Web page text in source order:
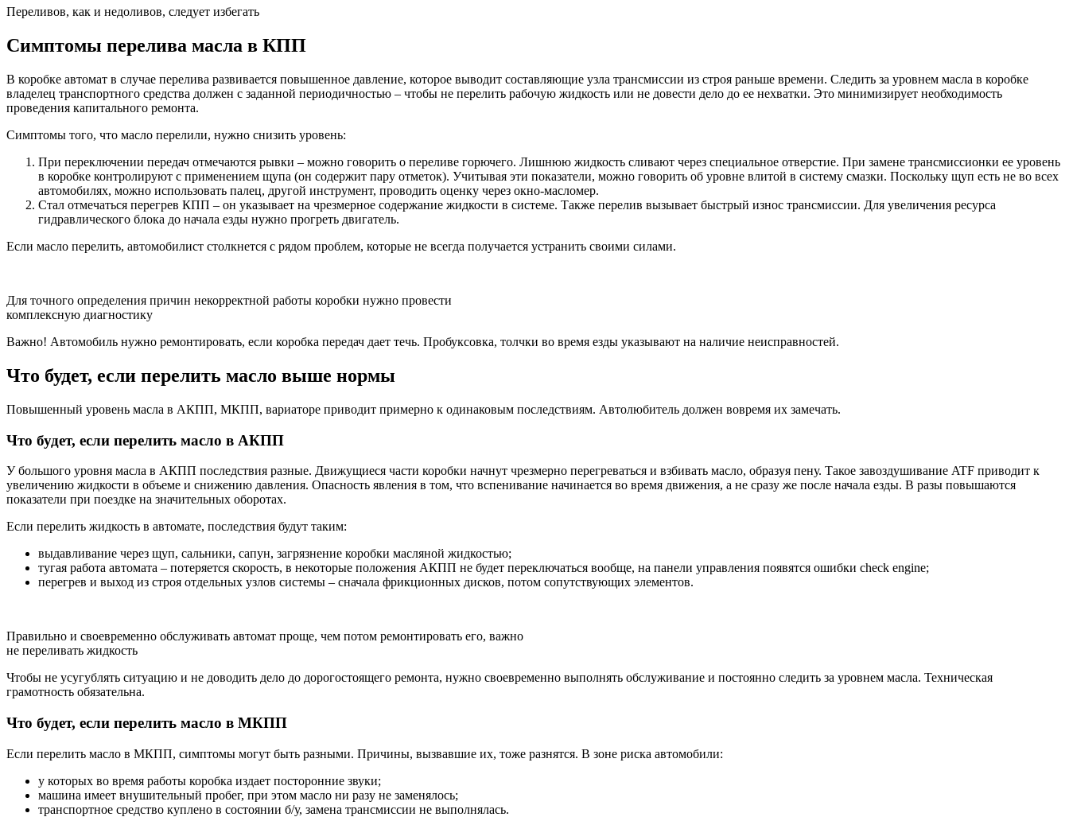
Переливов, как и недоливов, следует избегать
Симптомы перелива масла в КПП
В коробке автомат в случае перелива развивается повышенное давление, которое выводит составляющие узла трансмиссии из строя раньше времени. Следить за уровнем масла в коробке
владелец транспортного средства должен с заданной периодичностью – чтобы не перелить рабочую жидкость или не довести дело до ее нехватки. Это минимизирует необходимость
проведения капитального ремонта.
Симптомы того, что масло перелили, нужно снизить уровень:
При переключении передач отмечаются рывки – можно говорить о переливе горючего. Лишнюю жидкость сливают через специальное отверстие. При замене трансмиссионки ее уровень
в коробке контролируют с применением щупа (он содержит пару отметок). Учитывая эти показатели, можно говорить об уровне влитой в систему смазки. Поскольку щуп есть не во всех
автомобилях, можно использовать палец, другой инструмент, проводить оценку через окно-масломер.
Стал отмечаться перегрев КПП – он указывает на чрезмерное содержание жидкости в системе. Также перелив вызывает быстрый износ трансмиссии. Для увеличения ресурса
гидравлического блока до начала езды нужно прогреть двигатель.
Если масло перелить, автомобилист столкнется с рядом проблем, которые не всегда получается устранить своими силами.
Для точного определения причин некорректной работы коробки нужно провести
комплексную диагностику
Важно! Автомобиль нужно ремонтировать, если коробка передач дает течь. Пробуксовка, толчки во время езды указывают на наличие неисправностей.
Что будет, если перелить масло выше нормы
Повышенный уровень масла в АКПП, МКПП, вариаторе приводит примерно к одинаковым последствиям. Автолюбитель должен вовремя их замечать.
Что будет, если перелить масло в АКПП
У большого уровня масла в АКПП последствия разные. Движущиеся части коробки начнут чрезмерно перегреваться и взбивать масло, образуя пену. Такое завоздушивание ATF приводит к
увеличению жидкости в объеме и снижению давления. Опасность явления в том, что вспенивание начинается во время движения, а не сразу же после начала езды. В разы повышаются
показатели при поездке на значительных оборотах.
Если перелить жидкость в автомате, последствия будут таким:
выдавливание через щуп, сальники, сапун, загрязнение коробки масляной жидкостью;
тугая работа автомата – потеряется скорость, в некоторые положения АКПП не будет переключаться вообще, на панели управления появятся ошибки check engine;
перегрев и выход из строя отдельных узлов системы – сначала фрикционных дисков, потом сопутствующих элементов.
Правильно и своевременно обслуживать автомат проще, чем потом ремонтировать его, важно
не переливать жидкость
Чтобы не усугублять ситуацию и не доводить дело до дорогостоящего ремонта, нужно своевременно выполнять обслуживание и постоянно следить за уровнем масла. Техническая
грамотность обязательна.
Что будет, если перелить масло в МКПП
Если перелить масло в МКПП, симптомы могут быть разными. Причины, вызвавшие их, тоже разнятся. В зоне риска автомобили:
у которых во время работы коробка издает посторонние звуки;
машина имеет внушительный пробег, при этом масло ни разу не заменялось;
транспортное средство куплено в состоянии б/у, замена трансмиссии не выполнялась.